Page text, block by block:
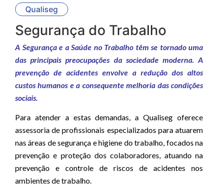
Qualiseg
Segurança do Trabalho
A Segurança e a Saúde no Trabalho têm se tornado uma
das principais preocupações da sociedade moderna. A
prevenção de acidentes envolve a redução dos altos
custos humanos e a consequente melhoria das condições
sociais.
Para atender a estas demandas, a Qualiseg oferece
assessoria de profissionais especializados para atuarem
nas áreas de segurança e higiene do trabalho, focados na
prevenção e proteção dos colaboradores, atuando na
prevenção e controle de riscos de acidentes nos
ambientes de trabalho.